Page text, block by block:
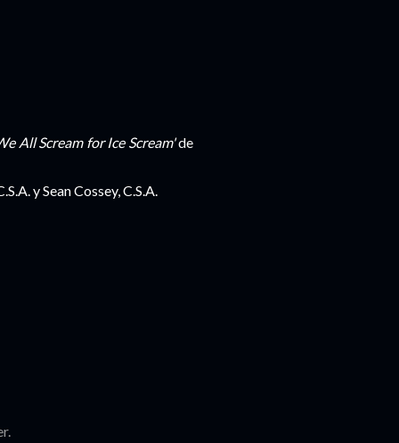
All Scream for Ice Scream'de
y Sean Cossey, C.S.A.